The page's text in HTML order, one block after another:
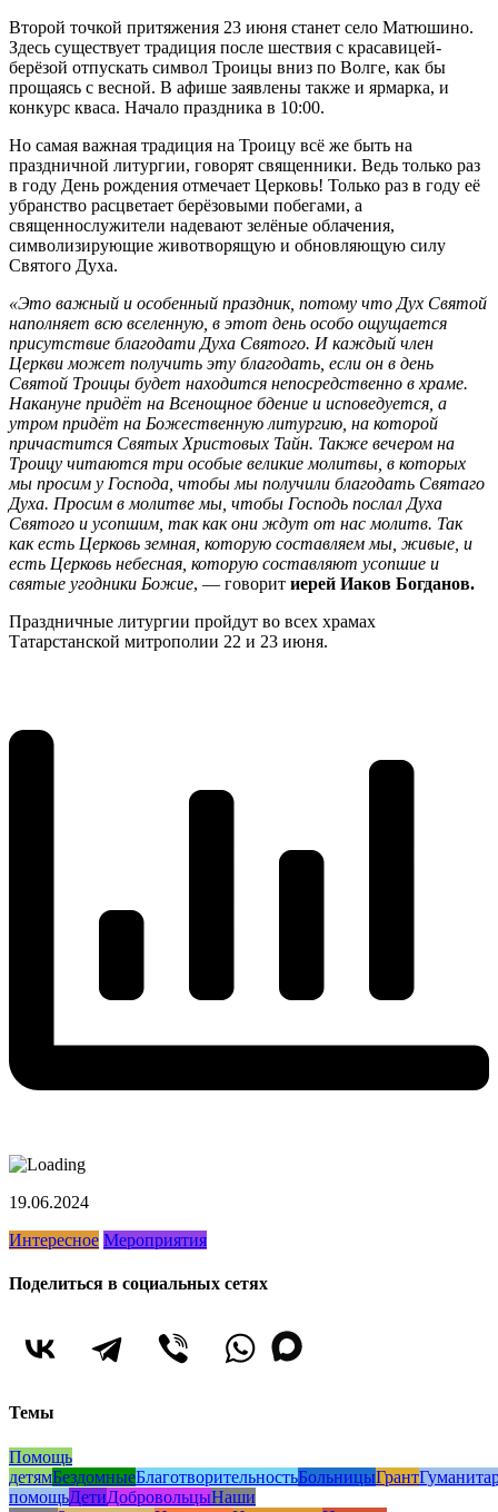
Второй точкой притяжения 23 июня станет село Матюшино.
Здесь существует традиция после шествия с красавицей-
берёзой отпускать символ Троицы вниз по Волге, как бы
прощаясь с весной. В афише заявлены также и ярмарка, и
конкурс кваса. Начало праздника в 10:00.
Но самая важная традиция на Троицу всё же быть на
праздничной литургии, говорят священники. Ведь только раз
в году День рождения отмечает Церковь! Только раз в году её
убранство расцветает берёзовыми побегами, а
священнослужители надевают зелёные облачения,
символизирующие животворящую и обновляющую силу
Святого Духа.
«Это важный и особенный праздник, потому что Дух Святой
наполняет всю вселенную, в этот день особо ощущается
присутствие благодати Духа Святого. И каждый член
Церкви может получить эту благодать, если он в день
Святой Троицы будет находится непосредственно в храме.
Накануне придёт на Всенощное бдение и исповедуется, а
утром придёт на Божественную литургию, на которой
причастится Святых Христовых Тайн. Также вечером на
Троицу читаются три особые великие молитвы, в которых
мы просим у Господа, чтобы мы получили благодать Святаго
Духа. Просим в молитве мы, чтобы Господь послал Духа
Святого и усопшим, так как они ждут от нас молитв. Так
как есть Церковь земная, которую составляем мы, живые, и
есть Церковь небесная, которую составляют усопшие и
святые угодники Божие, — говорит иерей Иаков Богданов.
Праздничные литургии пройдут во всех храмах
Татарстанской митрополии 22 и 23 июня.
19.06.2024
Интересное Мероприятия
Поделиться в социальных сетях
Темы
Помощь
детямБездомныеБлаготворительностьБольницыГрант
помощьДетиДобровольцыНаши